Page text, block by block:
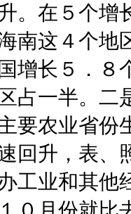
。在５个增
南这４个地
增长５．
占一半。二
要农业省份
回升，表、
工业和其